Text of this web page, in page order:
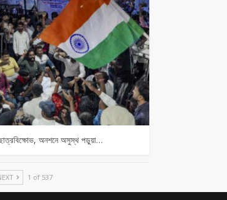
অনশনে অসুস্থ পড়ুয়া…
1 of 537